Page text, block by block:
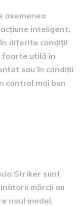
asemenea
inteligent,
diferite condiții
foarte utilă în
sau în condiții
control mai bun
Striker sunt
mărcii au
noul model,